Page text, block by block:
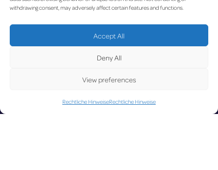
withdrawing consent, may adversely affect certain features and functions.
Accept All
Deny All
View preferences
Rechtliche HinweiseRechtliche Hinweise
UPD